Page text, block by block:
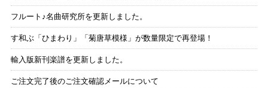
フルート♪名曲研究所を更新しました。
す和ぶ「ひまわり」「菊唐草模様」が数量限定で再登場！
輸入版新刊楽譜を更新しました。
ご注文完了後のご注文確認メールについて